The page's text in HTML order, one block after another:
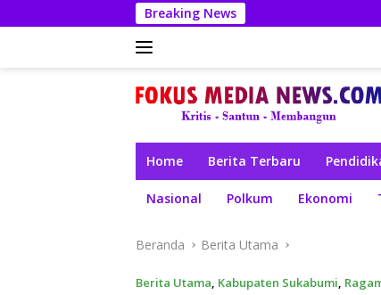
ke
Breaking News
Home Berita Terbaru
Nasional Polkum Ekonomi
Beranda Berita Utama
Berita Utama, Kabupaten Sukabumi,